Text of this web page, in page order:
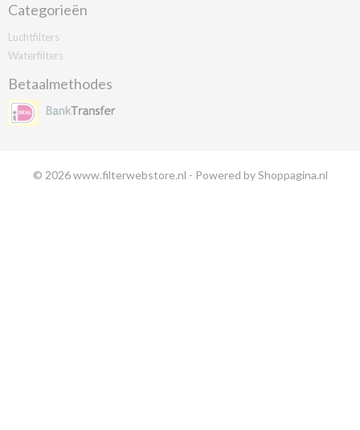
Categorieën
Luchtfilters
Waterfilters
Betaalmethodes
© 2026 www.filterwebstore.nl - Powered by Shoppagina.nl